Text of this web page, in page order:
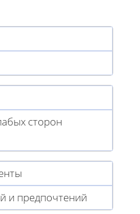
сторон
и предпочтений